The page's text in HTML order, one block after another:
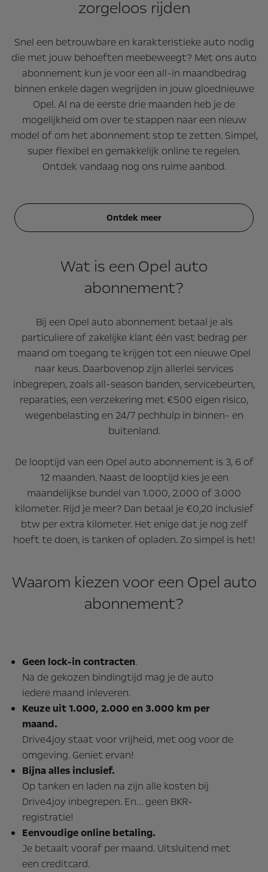
zorgeloos rijden
Snel een betrouwbare en karakteristieke auto nodig
die met jouw behoeften meebeweegt? Met ons auto
abonnement kun je voor een all-in maandbedrag
binnen enkele dagen wegrijden in jouw gloednieuwe
Opel. Al na de eerste drie maanden heb je de
mogelijkheid om over te stappen naar een nieuw
model of om het abonnement stop te zetten. Simpel,
super flexibel en gemakkelijk online te regelen.
Ontdek vandaag nog ons ruime aanbod.
Ontdek meer
Wat is een Opel auto
abonnement?
Bij een Opel auto abonnement betaal je als
particuliere of zakelijke klant één vast bedrag per
maand om toegang te krijgen tot een nieuwe Opel
naar keus. Daarbovenop zijn allerlei services
inbegrepen, zoals all-season banden, servicebeurten,
reparaties, een verzekering met €500 eigen risico,
wegenbelasting en 24/7 pechhulp in binnen- en
buitenland.
De looptijd van een Opel auto abonnement is 3, 6 of
12 maanden. Naast de looptijd kies je een
maandelijkse bundel van 1.000, 2.000 of 3.000
kilometer. Rijd je meer? Dan betaal je €0,20 inclusief
btw per extra kilometer. Het enige dat je nog zelf
hoeft te doen, is tanken of opladen. Zo simpel is het!
Waarom kiezen voor een Opel auto
abonnement?
Geen lock-in contracten.
Na de gekozen bindingtijd mag je de auto
iedere maand inleveren.
Keuze uit 1.000, 2.000 en 3.000 km per
maand.
Drive4joy staat voor vrijheid, met oog voor de
omgeving. Geniet ervan!
Bijna alles inclusief.
Op tanken en laden na zijn alle kosten bij
Drive4joy inbegrepen. En… geen BKR-
registratie!
Eenvoudige online betaling.
Je betaalt vooraf per maand. Uitsluitend met
een creditcard.